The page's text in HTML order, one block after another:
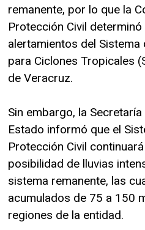
remanente, por lo que la
Protección Civil
alertamientos del Sistema
para Ciclones Tropicales
de Veracruz.
Sin embargo, la
Estado informó que el
Protección Civil
posibilidad de lluvias
sistema remanente, las
acumulados de 75 a 150
regiones de la entidad.